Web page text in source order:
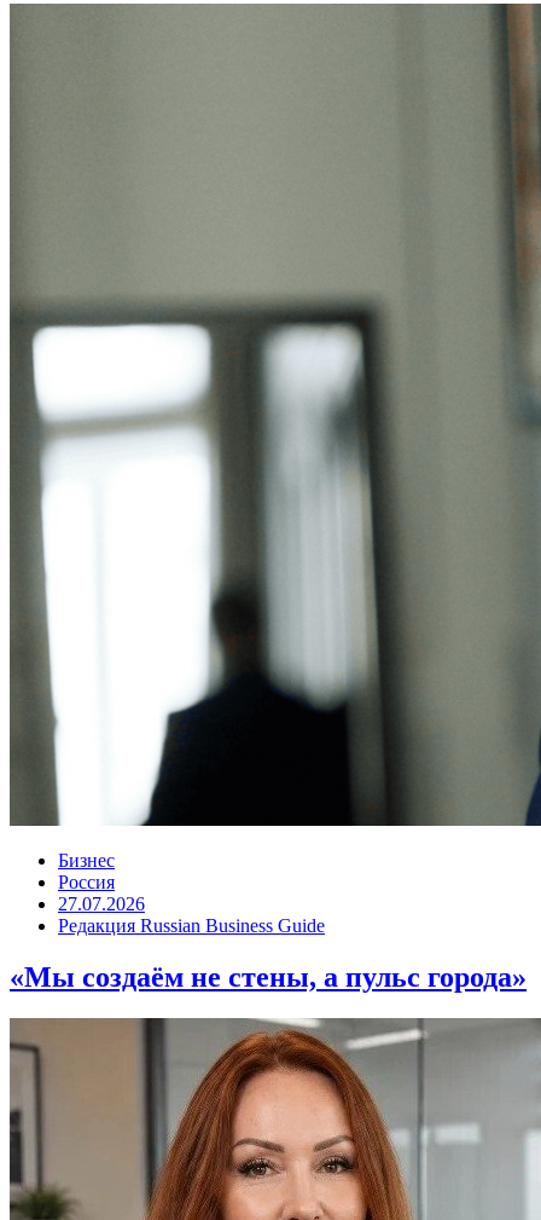
Бизнес
Россия
27.07.2026
Редакция Russian Business Guide
«Мы создаём не стены, а пульс города»